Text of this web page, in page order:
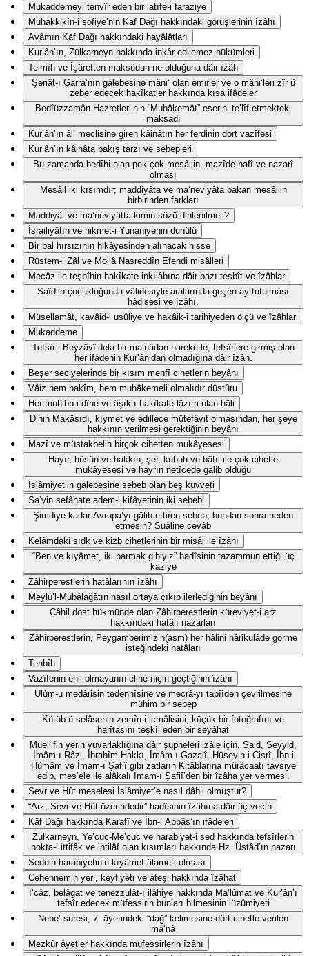
Mukaddemeyi tenvîr eden bir latîfe-i faraziye
Muhakkikîn-i sofiye’nin Kāf Dağı hakkındaki görüşlerinin îzâhı
Avâmın Kāf Dağı hakkındaki hayâlâtları
Kur’ân’ın, Zülkarneyn hakkında inkâr edilemez hükümleri
Telmîh ve İşâretten maksûdun ne olduğuna dâir îzâh
Şeriât-ı Garra’nın galebesine mâni‘ olan emirler ve o mâni‘leri zîr ü
zeber edecek hakîkatler hakkında kısa ifâdeler
Bedîüzzamân Hazretleri’nin “Muhâkemât” eserini te’lîf etmekteki
maksadı
Kur’ân’ın âli meclisine giren kâinâtın her ferdinin dört vazîfesi
Kur’ân’ın kâinâta bakış tarzı ve sebepleri
Bu zamanda bedîhi olan pek çok mesâilin, mazîde hafî ve nazarî
olması
Mesâil iki kısımdır; maddiyâta ve ma‘neviyâta bakan mesâilin
birbirinden farkları
Maddiyât ve ma‘neviyâtta kimin sözü dinlenilmeli?
İsrailiyâtın ve hikmet-i Yunaniyenin duhûlü
Bir bal hırsızının hikâyesinden alınacak hisse
Rüstem-i Zâl ve Mollâ Nasreddîn Efendi misâlleri
Mecâz ile teşbîhin hakîkate inkılâbına dâir bazı tesbît ve îzâhlar
Saîd’in çocukluğunda vâlidesiyle aralarında geçen ay tutulması
hâdisesi ve îzâhı.
Müsellamât, kavâid-i usûliye ve hakâik-i tarihiyeden ölçü ve îzâhlar
Mukaddeme
Tefsîr-i Beyzâvî’deki bir ma‘nâdan hareketle, tefsîrlere girmiş olan
her ifâdenin Kur’ân’dan olmadığına dâir îzâh.
Beşer seciyelerinde bir kısım menfî cihetlerin beyânı
Vâiz hem hakîm, hem muhâkemeli olmalıdır düstûru
Her muhibb-i dîne ve âşık-ı hakîkate lâzım olan hâli
Dinin Makāsıdı, kıymet ve edillece mütefâvit olmasından, her şeye
hakkının verilmesi gerektiğinin beyânı
Mazî ve müstakbelin birçok cihetten mukâyesesi
Hayır, hüsün ve hakkın, şer, kubuh ve bâtıl ile çok cihetle
mukâyesesi ve hayrın netîcede gālib olduğu
İslâmiyet’in galebesine sebeb olan beş kuvveti
Sa‘yin sefâhate adem-i kifâyetinin iki sebebi
Şimdiye kadar Avrupa’yı gālib ettiren sebeb, bundan sonra neden
etmesin? Suâline cevâb
Kelâmdaki sıdk ve kizb cihetlerinin bir misâl ile îzâhı
“Ben ve kıyâmet, iki parmak gibiyiz” hadîsinin tazammun ettiği üç
kaziye
Zâhirperestlerin hatâlarının îzâhı
Meylü’l-Mübâlağâtın nasıl ortaya çıkıp ilerlediğinin beyânı
Câhil dost hükmünde olan Zâhirperestlerin küreviyet-i arz
hakkındaki hatâlı nazarları
Zâhirperestlerin, Peygamberimizin(asm) her hâlini hârikulâde görme
isteğindeki hatâları
Tenbîh
Vazîfenin ehil olmayanın eline niçin geçtiğinin îzâhı
Ulûm-u medârisin tedennîsine ve mecrâ-yı tabîîden çevrilmesine
mühim bir sebep
Kütüb-ü selâsenin zemîn-i icmâlisini, küçük bir fotoğrafını ve
harîtasını teşkîl eden bir seyâhat
Müellifin yerin yuvarlaklığına dâir şüpheleri izâle için, Sa‘d, Seyyid,
İmâm-ı Râzi, İbrahîm Hakkı, İmâm-ı Gazalî, Hüseyin-i Cisrî, İbn-i
Hümâm ve İmam-ı Şafiî gibi zatların Kitâblarına mürâcaatı tavsiye
edip, mes’ele ile alâkalı İmam-ı Şafiî’den bir îzâha yer vermesi.
Sevr ve Hût meselesi İslâmiyet’e nasıl dâhil olmuştur?
“Arz, Sevr ve Hût üzerindedir” hadîsinin îzâhına dâir üç vecih
Kāf Dağı hakkında Karafî ve İbn-i Abbâs’ın ifâdeleri
Zülkarneyn, Ye’cüc-Me’cüc ve harabiyet-i sed hakkında tefsîrlerin
nokta-i ittifâk ve ihtilâf olan kısımları hakkında Hz. Üstâd’ın nazarı
Seddin harabiyetinin kıyâmet âlameti olması
Cehennemin yeri, keyfiyeti ve ateşi hakkında îzâhat
İ‘câz, belâgat ve tenezzülât-ı ilâhiye hakkında Ma‘lûmat ve Kur’ân’ı
tefsîr edecek müfessirin bunları bilmesinin lüzûmiyeti
Nebe’ suresi, 7. âyetindeki “dağ” kelimesine dört cihetle verilen
ma‘nâ
Mezkûr âyetler hakkında müfessirlerin îzâhı